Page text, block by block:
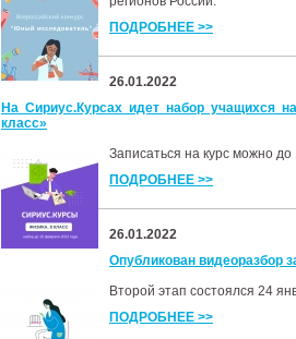
ПОДРОБНЕЕ >>
26.01.2022
На Сириус.Курсах идет набор учащихся
класс»
Записаться на курс можно
ПОДРОБНЕЕ >>
26.01.2022
Опубликован видеоразбор
Второй этап состоялся 24
ПОДРОБНЕЕ >>